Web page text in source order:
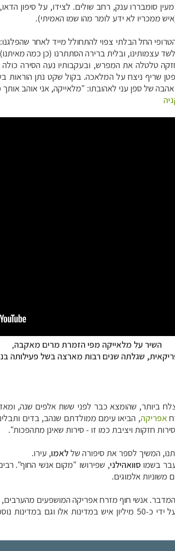
סומבררו ענק, רחב שולים. לצידו, על סיפון הדאו,
ממכריו לא ידע לומר מהו שמו האמיתי).
החל הבלתי צפוי להתחולל מייד לאחר
עצמותינו, ובלית ברירה הסתתרנו (כן כמה
טלטלה את המפרש, ובעקבותיו נעה הסירה
שריף ניצח על המלאכה. בקול שקט נתן הוראות
של ספן עני לאהובתו: "מלאייקה, אני אוהב אותך
השיר על מלאייקה מפי הזמרת מרים מאקבה,
שגלתה שנים רבות מארצה בשל פעילותה
ביותר, שהומצא כבר לפני ששת אלפים שנה,
אפריקה, הביאו עימם ממולדתם שנהב, בדים
חזקות ויציבת כמו זו - סירות שאינן מתהפכות".
המשיך לספר את סיפורה שללאמו, עירו.
סוואהילני, שפירושו "מקום אנשי החוף".
משוניות אלמוגים.
אנשי חוף מזרח אפריקה המושפעים
וסביבתה, בקונגו,